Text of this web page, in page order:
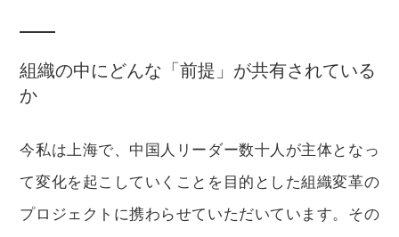
組織の中にどんな「前提」が共有されている
か
今私は上海で、中国人リーダー数十人が主体となっ
て変化を起こしていくことを目的とした組織変革の
プロジェクトに携わらせていただいています。その